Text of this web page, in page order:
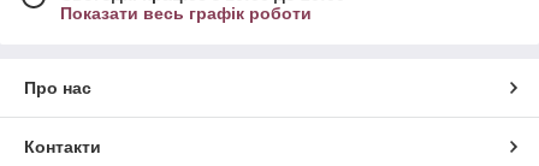
Показати весь графік роботи
Про нас
Контакти